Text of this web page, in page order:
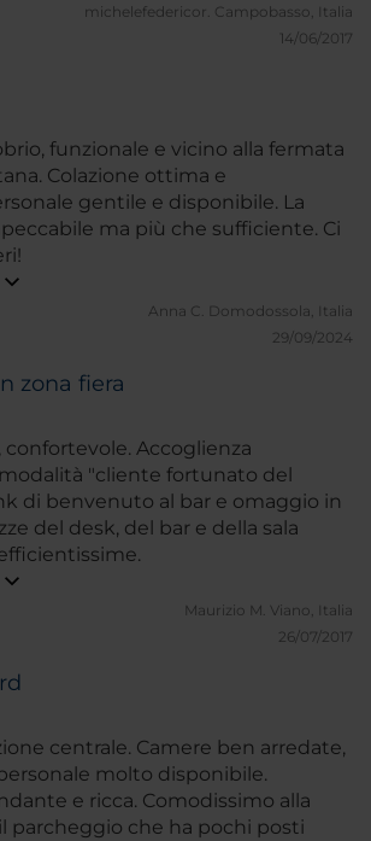
funzionale e vicino alla fermata
Colazione ottima e
gentile e disponibile. La
ma più che sufficiente. Ci
Anna C. Domodossola, Italia
29/09/2024
zona fiera
Accoglienza
"cliente fortunato del
di benvenuto al bar e omaggio in
del desk, del bar e della sala
Maurizio M. Viano, Italia
26/07/2017
centrale. Camere ben arredate,
molto disponibile.
Comodissimo alla
parcheggio che ha pochi posti
michelefedericor. Campobasso, Italia
14/06/2017